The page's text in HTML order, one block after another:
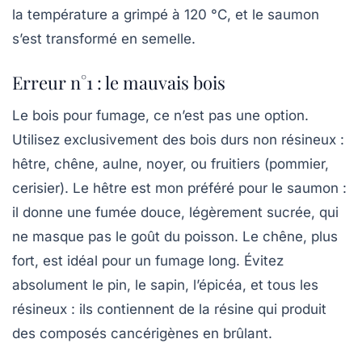
la température a grimpé à 120 °C, et le saumon
s’est transformé en semelle.
Erreur n°1 : le mauvais bois
Le bois pour fumage, ce n’est pas une option.
Utilisez exclusivement des bois durs non résineux :
hêtre, chêne, aulne, noyer, ou fruitiers (pommier,
cerisier). Le hêtre est mon préféré pour le saumon :
il donne une fumée douce, légèrement sucrée, qui
ne masque pas le goût du poisson. Le chêne, plus
fort, est idéal pour un fumage long. Évitez
absolument le pin, le sapin, l’épicéa, et tous les
résineux : ils contiennent de la résine qui produit
des composés cancérigènes en brûlant.